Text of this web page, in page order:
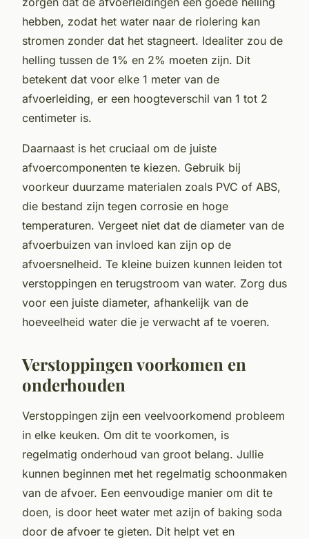
hebben, zodat het water naar de riolering kan
stromen zonder dat het stagneert. Idealiter zou de
helling tussen de 1% en 2% moeten zijn. Dit
betekent dat voor elke 1 meter van de
afvoerleiding, er een hoogteverschil van 1 tot 2
centimeter is.
Daarnaast is het cruciaal om de juiste
afvoercomponenten te kiezen. Gebruik bij
voorkeur duurzame materialen zoals PVC of ABS,
die bestand zijn tegen corrosie en hoge
temperaturen. Vergeet niet dat de diameter van de
afvoerbuizen van invloed kan zijn op de
afvoersnelheid. Te kleine buizen kunnen leiden tot
verstoppingen en terugstroom van water. Zorg dus
voor een juiste diameter, afhankelijk van de
hoeveelheid water die je verwacht af te voeren.
Verstoppingen voorkomen en
onderhouden
Verstoppingen zijn een veelvoorkomend probleem
in elke keuken. Om dit te voorkomen, is
regelmatig onderhoud van groot belang. Jullie
kunnen beginnen met het regelmatig schoonmaken
van de afvoer. Een eenvoudige manier om dit te
doen, is door heet water met azijn of baking soda
door de afvoer te gieten. Dit helpt vet en